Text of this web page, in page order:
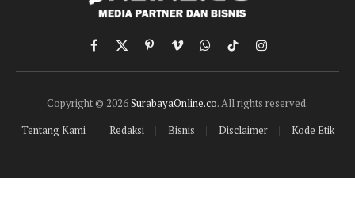
Facebook
X
(Twitter)
PinterestVimeoWhatsApp
TikTokInstagram
Copyright © 2026SurabayaOnline.co. All rights reserved.
Tentang Kami
Redaksi Bisnis Disclaimer Kode Etik